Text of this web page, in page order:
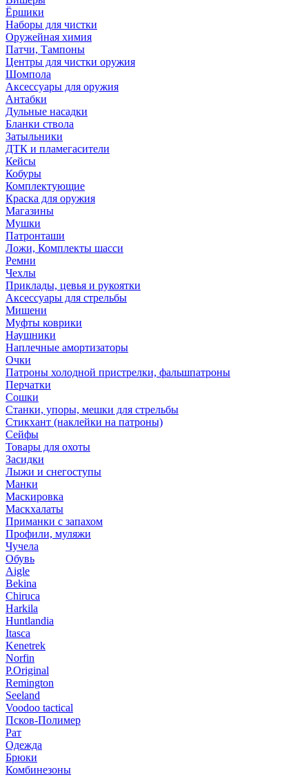
Ёршики
Наборы для чистки
Оружейная химия
Патчи, Тампоны
Центры для чистки оружия
Шомпола
Аксессуары для оружия
Антабки
Дульные насадки
Бланки ствола
Затыльники
ДТК и пламегасители
Кейсы
Кобуры
Комплектующие
Краска для оружия
Магазины
Мушки
Патронташи
Ложи, Комплекты шасси
Ремни
Чехлы
Приклады, цевья и рукоятки
Аксессуары для стрельбы
Мишени
Муфты коврики
Наушники
Наплечные амортизаторы
Очки
Патроны холодной пристрелки, фальшпатроны
Перчатки
Сошки
Станки, упоры, мешки для стрельбы
Стикхант (наклейки на патроны)
Сейфы
Товары для охоты
Засидки
Лыжи и снегоступы
Манки
Маскировка
Маскхалаты
Приманки с запахом
Профили, муляжи
Чучела
Обувь
Aigle
Bekina
Chiruсa
Harkila
Huntlandia
Itasca
Kenetrek
Norfin
P.Original
Remington
Seeland
Voodoo tactical
Псков-Полимер
Рат
Одежда
Брюки
Комбинезоны